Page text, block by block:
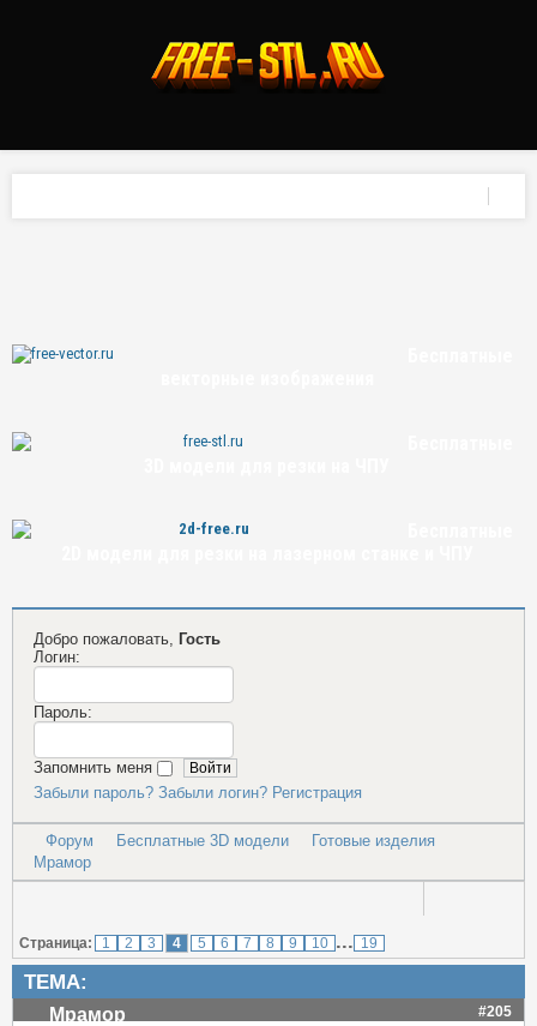
Добро пожаловать,
Гость
Логин:
Пароль:
Запомнить меня
Забыли пароль? Забыли логин? Регистрация
Форум Бесплатные 3D модели
Готовые изделия
Мрамор
Страница: 1 2 3 4 5 6 7 8 9 10 ... 19
ТЕМА:
Мрамор #205